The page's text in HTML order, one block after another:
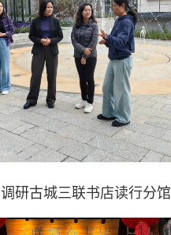
调研古城三联书店读行分馆